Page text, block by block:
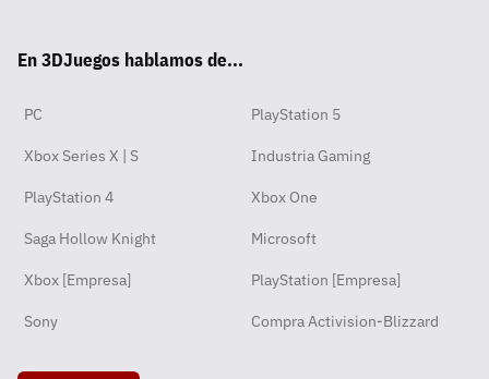
pp
ok
En 3DJuegos hablamos de...
PC PlayStation 5
Xbox Series X | S Industria Gaming
PlayStation 4 Xbox One
Saga Hollow Knight Microsoft
Xbox [Empresa] PlayStation [Empresa]
Sony Compra Activision-Blizzard